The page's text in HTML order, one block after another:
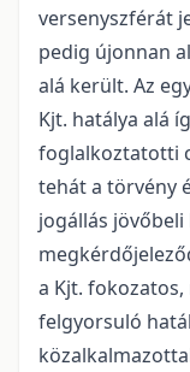
versenyszférát
pedig újonnan
alá került. Az
Kjt. hatálya alá
foglalkoztatotti
tehát a törvény
jogállás
a Kjt.
felgyorsuló